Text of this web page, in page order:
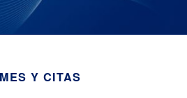
Y CITAS